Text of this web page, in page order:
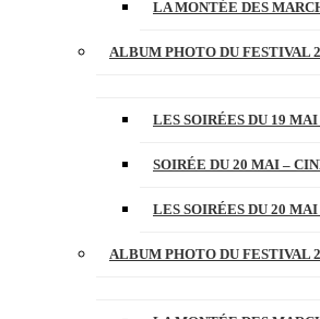
LA MONTÉE DES
ALBUM PHOTO DU FESTIVAL
LES SOIRÉES DU 19
SOIRÉE DU 20 MAI –
LES SOIRÉES DU 20
ALBUM PHOTO DU FESTIVAL